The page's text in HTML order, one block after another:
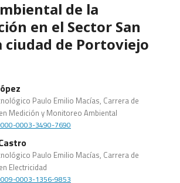
de la
en el Sector San
ciudad de Portoviejo
Paulo Emilio Macías, Carrera de
Medición y Monitoreo Ambiental
0003-3490-7690
Paulo Emilio Macías, Carrera de
Electricidad
0003-1356-9853